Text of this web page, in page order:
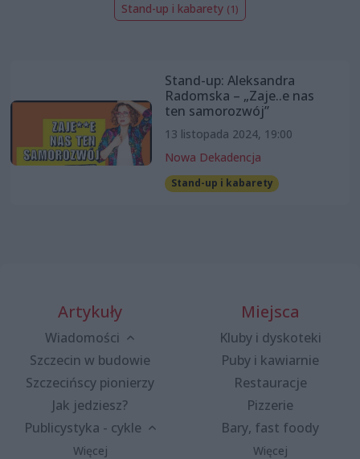
Stand-up i kabarety (1)
Stand-up: Aleksandra
Radomska – „Zaje..e nas
ten samorozwój”
13 listopada 2024, 19:00
Nowa Dekadencja
Stand-up i kabarety
Artykuły
Wiadomości
Szczecin w budowie
Szczecińscy pionierzy
Jak jedziesz?
Publicystyka - cykle
Więcej
Miejsca
Kluby i dyskoteki
Puby i kawiarnie
Restauracje
Pizzerie
Bary, fast foody
Więcej